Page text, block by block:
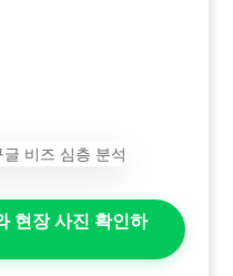
현장 사진 확인하